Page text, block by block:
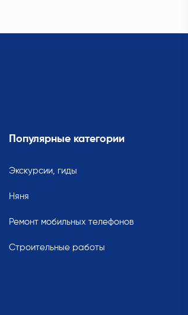
Популярные категории
Экскурсии, гиды
Няня
Ремонт мобильных телефонов
Строительные работы